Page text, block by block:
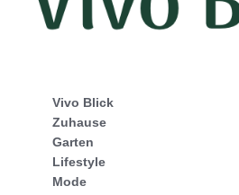
Vivo Blick
Zuhause
Garten
Lifestyle
Mode